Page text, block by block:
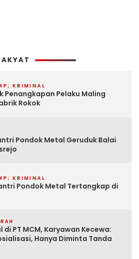
KRIMINAL
Penangkapan Pelaku Maling
Rokok
Pondok Metal Geruduk Balai
KRIMINAL
Pondok Metal Tertangkap di
di PT MCM, Karyawan Kecewa:
Hanya Diminta Tanda